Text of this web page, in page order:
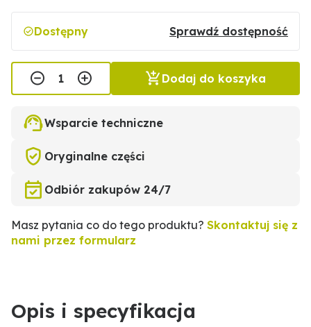
Dostępny Sprawdź dostępność
Dodaj do koszyka
Wsparcie techniczne
Oryginalne części
Odbiór zakupów 24/7
Masz pytania co do tego produktu? Skontaktuj się z
nami przez formularz
Opis i specyfikacja